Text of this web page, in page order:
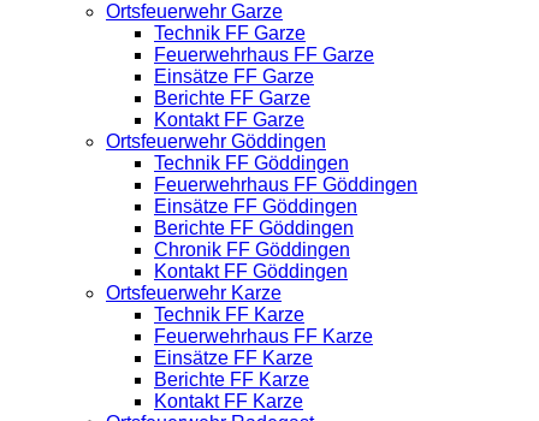
Ortsfeuerwehr Garze
Technik FF Garze
Feuerwehrhaus FF Garze
Einsätze FF Garze
Berichte FF Garze
Kontakt FF Garze
Ortsfeuerwehr Göddingen
Technik FF Göddingen
Feuerwehrhaus FF Göddingen
Einsätze FF Göddingen
Berichte FF Göddingen
Chronik FF Göddingen
Kontakt FF Göddingen
Ortsfeuerwehr Karze
Technik FF Karze
Feuerwehrhaus FF Karze
Einsätze FF Karze
Berichte FF Karze
Kontakt FF Karze